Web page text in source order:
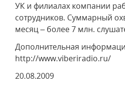
УК и филиалах компании
сотрудников. Суммарный
месяц – более 7 млн.
Дополнительная
http://www.viberiradio.ru/
20.08.2009